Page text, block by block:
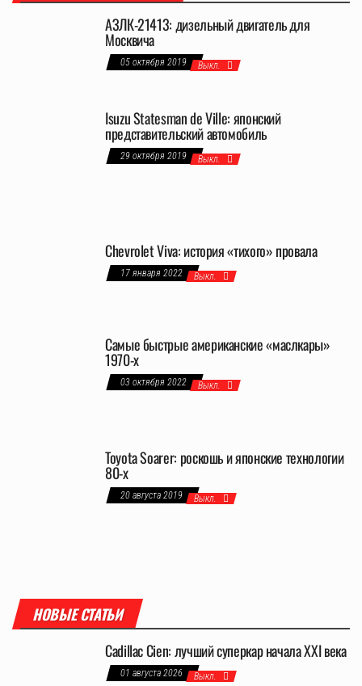
АЗЛК-21413: дизельный двигатель для
Москвича
05 октября 2019 Выкл.
Isuzu Statesman de Ville: японский
представительский автомобиль
29 октября 2019 Выкл.
Chevrolet Viva: история «тихого» провала
17 января 2022 Выкл.
Самые быстрые американские «маслкары»
1970-х
03 октября 2022 Выкл.
Toyota Soarer: роскошь и японские технологии
80-х
20 августа 2019 Выкл.
НОВЫЕ СТАТЬИ
Cadillac Cien: лучший суперкар начала XXI века
01 августа 2026 Выкл.